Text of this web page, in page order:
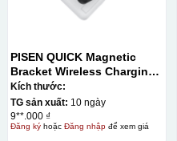
PISEN QUICK Magnetic
Bracket Wireless Charging
Power Bank PD296C-1
10000 (20W) (LS-
DY240/Purple) Carton – CN
Kích thước:
TG sản xuất: 10 ngày
9**.000 ₫
Đăng kýhoặc Đăng nhậpđể xem giá